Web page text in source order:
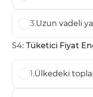
3.Uzun vadeli
S4: Tüketici Fiyat
1.Ülkedeki